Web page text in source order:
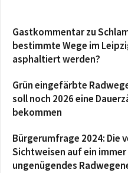
Gastkommentar zu
bestimmte Wege im
asphaltiert werden?
Grün eingefärbte
soll noch 2026 eine
bekommen
Bürgerumfrage 2024: Die
Sichtweisen auf ein immer
ungenügendes